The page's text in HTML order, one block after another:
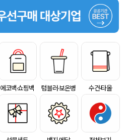
에코백·쇼핑백 텀블러·보온병 수건·타올